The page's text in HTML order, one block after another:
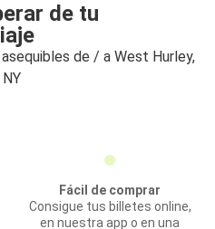
de tu
de / a West Hurley,
NY
Fácil de comprar
Consigue tus billetes online,
en nuestra app o en una